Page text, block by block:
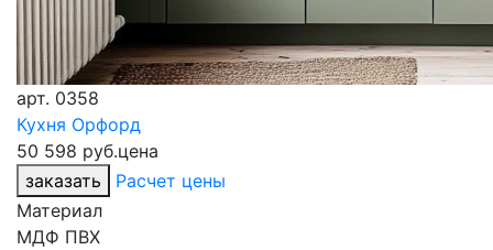
арт. 0358
Кухня Орфорд
50 598 руб.цена
заказать
Расчет цены
Материал
МДФ ПВХ